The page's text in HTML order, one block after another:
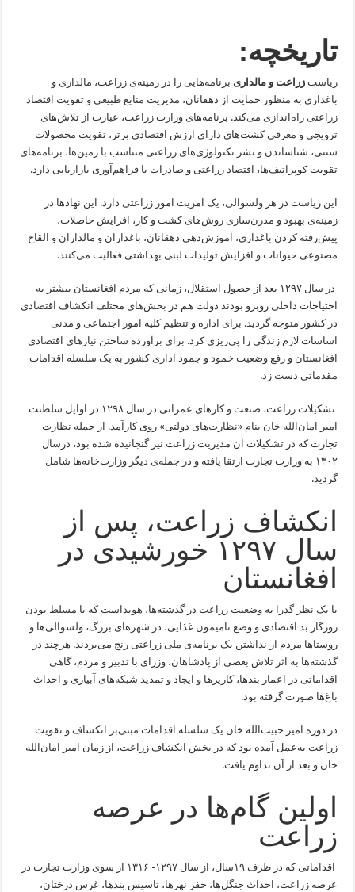
تاریخچه:
ریاستزراعت و مالداری برنامه‌هایی را در زمینه‌ی زراعت، مالداری و
باغداری به منظور حمایت از دهقانان، مدیریت منابع طبیعی و تقویت اقتصاد
زراعتی راه‌اندازی می‌کند. برنامه‌های وزارت زراعت، عبارت از تلاش‌های
ترویجی و معرفی کشت‌های دارای ارزش اقتصادی برتر، تقویت محصولات
سنتی، شناساندن و نشر تکنولوژی‌های زراعتی متناسب با زمین‌ها، برنامه‌های
تقویت کوپراتیف‌ها، اقتصاد زراعتی و صادرات با فراهم‌آوری بازاریابی دارد.
این ریاست در هر ولسوالی، یک آمریت امور زراعتی دارد. این نهادها در
زمینه‌ی بهبود و مدرن‌سازی روش‌های کشت و کار، افزایش حاصلات،
پیش‌رفته کردن باغداری، آموزش‌دهی دهقانان، باغداران و مالداران و القاح
مصنوعی حیوانات و افزایش تولیدات لبنی بهداشتی فعالیت می‌کنند.
در سال ۱۲۹۷ بعد از حصول استقلال، زمانی که مردم افغانستان بیشتر به
احتیاجات داخلی روبرو بودند دولت هم در بخش‌های مختلف انکشاف اقتصادی
در کشور متوجه گردید. برای اداره و تنظیم کلیه امور اجتماعی و مدنی
اساسات لازم زندگی را پی‌ریزی کرد. برای برآورده ساختن نیازهای اقتصادی
افغانستان و رفع وضعیت خمود و جمود اداری کشور به یک سلسله اقدامات
مقدماتی دست ‌زد.
تشکیلات زراعت، صنعت و کارهای عمرانی در سال ۱۲۹۸ در اوایل سلطنت
امیر امان‌الله خان بنام «نظارت‌های دولتی» روی کارآمد. از جمله نظارت
تجارت که در تشکیلات آن مدیریت زراعت نیز گنجانیده شده بود، درسال
۱۳۰۲ به وزارت تجارت ارتقا یافته و در جمله‌ی دیگر وزارت‌خانه‌ها شامل
گردید.
انکشاف زراعت، پس از
سال ۱۲۹۷ خورشیدی در
افغانستان
با یک نظر گذرا به وضعیت زراعت در گذشته‌ها، هویداست که با مسلط بودن
روزگار بد اقتصادی و وضع نامیمون غذایی، در شهرهای بزرگ، ولسوالی‌ها و
روستا‌ها مردم از نداشتن یک برنامه‌ی ملی زراعتی رنج می‌بردند. هرچند در
گذشته‌ها به اثر تلاش بعضی از پادشاهان، وزرای با تدبیر و مردم، گاهی
اقداماتی در اعمار بندها، کاریزها و ایجاد و تمدید شبکه‌های آبیاری و احداث
باغ‌ها صورت گرفته بود.
در دوره امیر حبیب‌الله خان یک سلسله اقدامات مبنی‌بر انکشاف و تقویت
زراعت به‌عمل آمده بود که در بخش انکشاف زراعت، از زمان امیر امان‌الله
خان و بعد از آن تداوم یافت.
اولین گام‌ها در عرصه
زراعت
اقداماتی که در ظرف ۱۹سال، از سال ۱۲۹۷- ۱۳۱۶ از سوی وزارت تجارت در
عرصه زراعت، احداث جنگل‌ها، حفر نهرها، تاسیس بندها، غرس درختان،